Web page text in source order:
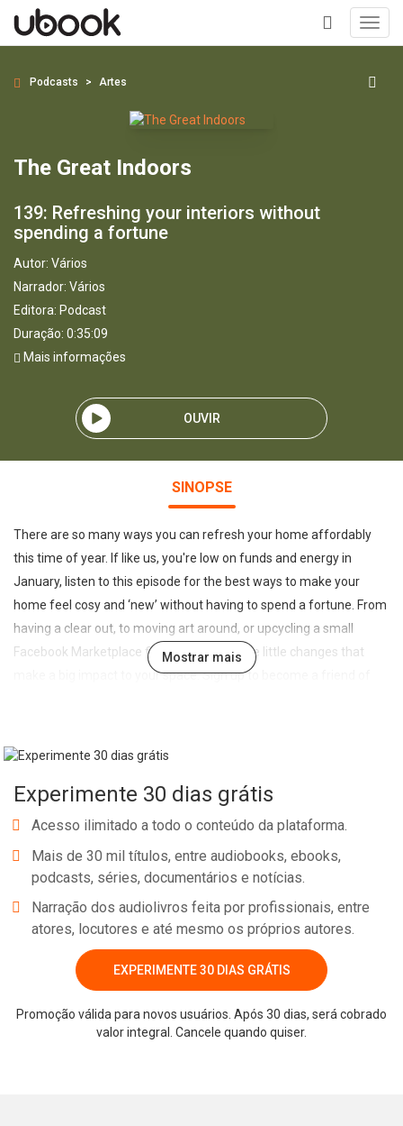
+
Podcasts Artes
The Great Indoors
139: Refreshing your interiors without
spending a fortune
Autor: Vários
Narrador: Vários
Editora: Podcast
Duração: 0:35:09
Mais informações
OUVIR
SINOPSE
There are so many ways you can refresh your home affordably
this time of year. If like us, you're low on funds and energy in
January, listen to this episode for the best ways to make your
home feel cosy and ‘new’ without having to spend a fortune. From
having a clear out, to moving art around, or upcycling a small
Facebook Marketplace find, it’s all about the little changes that
make a big impact to your space. Sign up to become a friend of
Send your style surgery question here:
group and let us know what you think of the show here:
https://www.facebook.com/groups/thegreatindoorspodcast For
www.instagram.com/madaboutthehouse Sophie:
www.instagram.com/sophierobinsoninteriors Learn more about
your ad choices. Visit podcastchoices.com/adchoices
Mostrar mais
Experimente 30 dias grátis
Acesso ilimitado a todo o conteúdo da plataforma.
Mais de 30 mil títulos, entre audiobooks, ebooks,
podcasts, séries, documentários e notícias.
Narração dos audiolivros feita por profissionais, entre
atores, locutores e até mesmo os próprios autores.
EXPERIMENTE 30 DIAS GRÁTIS
Promoção válida para novos usuários. Após 30 dias, será cobrado
valor integral. Cancele quando quiser.
Whatsapp Facebook Twitter